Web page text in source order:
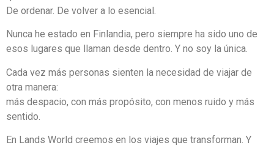
De ordenar. De volver a lo esencial.
Nunca he estado en Finlandia, pero siempre ha sido uno de
esos lugares que llaman desde dentro. Y no soy la única.
Cada vez más personas sienten la necesidad de viajar de
otra manera:
más despacio, con más propósito, con menos ruido y más
sentido.
En Lands World creemos en los viajes que transforman. Y